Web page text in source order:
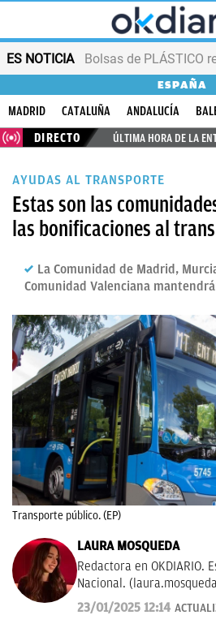
ES NOTICIA Bolsas de PLÁSTICO
ESPAÑA
MADRID CATALUÑA ANDALUCÍA
DIRECTO
ÚLTIMA HORA DE LA
AYUDAS AL TRANSPORTE
Estas son las
las bonificaciones al
La Comunidad de Madrid,
Comunidad Valenciana
Transporte público. (EP)
LAURA MOSQUEDA
Redactora en OKDIARIO.
Nacional. (
23/01/2025 12:14